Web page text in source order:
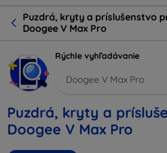
Puzdrá, kryty a príslušenstvo
Doogee V Max Pro
Rýchle vyhľadávanie
Doogee V Max Pro
Puzdrá, kryty a
Doogee V Max Pro